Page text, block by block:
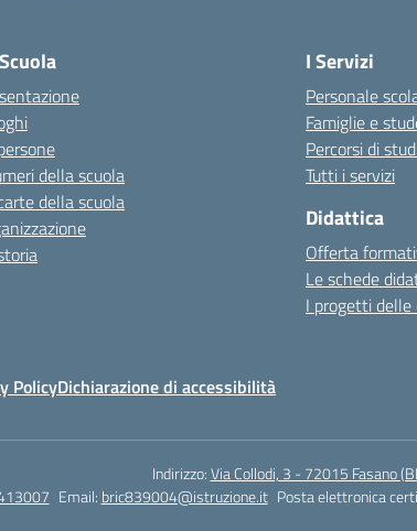
della scuola
della scuola
I Servizi
Personale
Famiglie e
Percorsi di
Tutti i servizi
Didattica
Offerta
Le schede
I progetti delle
PolicyDichiarazione di accessibilità
Indirizzo:Via Collodi, 3 - 72015 Fasano
Email: bric839004@istruzione.it Posta elettronica